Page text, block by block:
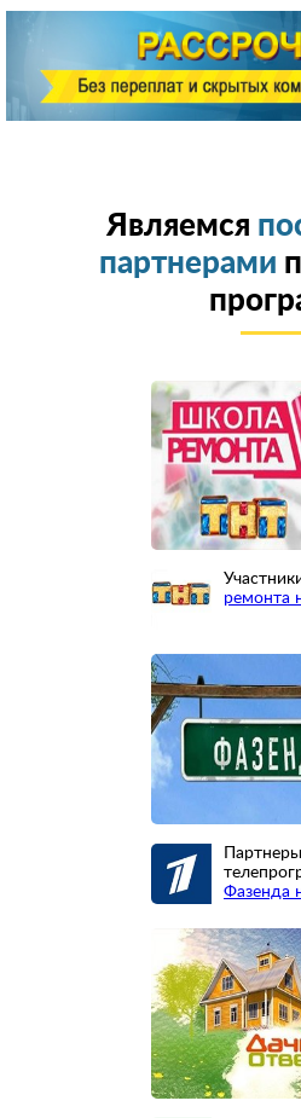
Являемся
партнерами
ремонта
Партнеры
Фазенда